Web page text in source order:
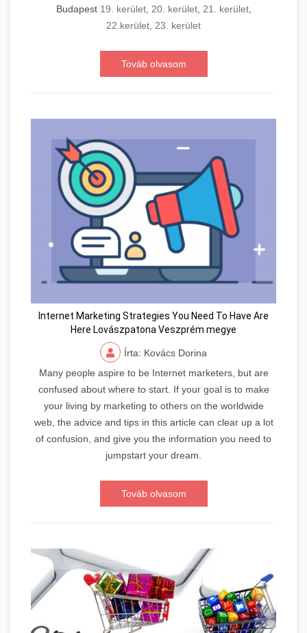
Budapest 19. kerület, 20. kerület, 21. kerület,
22.kerület, 23. kerület
Továb olvasom
Internet Marketing Strategies You Need To Have Are
Here Lovászpatona Veszprém megye
Írta: Kovács Dorina
Many people aspire to be Internet marketers, but are
confused about where to start. If your goal is to make
your living by marketing to others on the worldwide
web, the advice and tips in this article can clear up a lot
of confusion, and give you the information you need to
jumpstart your dream.
Továb olvasom